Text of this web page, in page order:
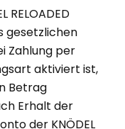
RELOADED
gesetzlichen
Zahlung per
aktiviert ist,
Betrag
Erhalt der
der KNÖDEL